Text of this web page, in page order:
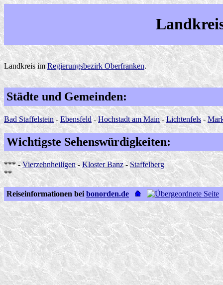
Landkreis im Regierungsbezirk Oberfranken.
Städte und Gemeinden:
Bad Staffelstein - Ebensfeld-Hochstadt am Main-Lichtenfels-
Wichtigste Sehenswürdigkeiten:
*** -Vierzehnheiligen-Kloster Banz-Staffelberg
**
Reiseinformationen bei bonorden.de